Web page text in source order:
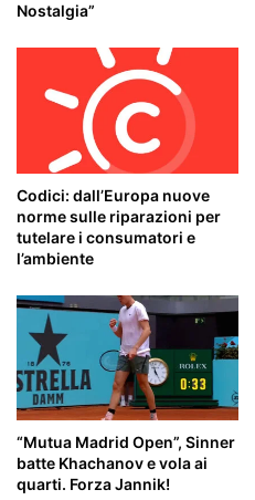
Nostalgia”
Codici: dall’Europa nuove
norme sulle riparazioni per
tutelare i consumatori e
l’ambiente
“Mutua Madrid Open”, Sinner
batte Khachanov e vola ai
quarti. Forza Jannik!